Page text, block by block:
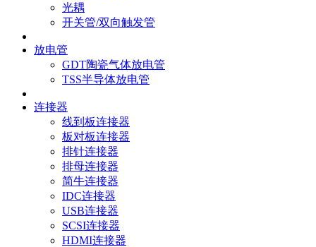
光耦
开关管/双向触发管
放电管
GDT陶瓷气体放电管
TSS半导体放电管
连接器
线到板连接器
板对板连接器
排针连接器
排母连接器
简牛连接器
IDC连接器
USB连接器
SCSI连接器
HDMI连接器